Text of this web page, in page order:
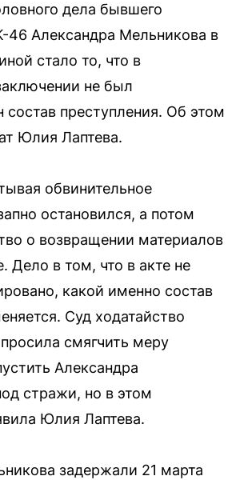
дела бывшего
46 Александра Мельникова в
стало то, что в
не был
состав преступления. Об этом
Юлия Лаптева.
обвинительное
остановился, а потом
о возвращении материалов
Дело в том, что в акте не
какой именно состав
Суд ходатайство
смягчить меру
Александра
стражи, но в этом
Юлия Лаптева.
задержали 21 марта